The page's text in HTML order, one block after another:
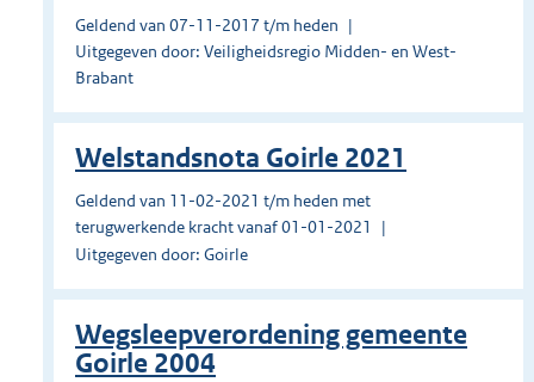
Geldend van 07-11-2017 t/m heden
Uitgegeven door: Veiligheidsregio Midden- en West-
Brabant
Welstandsnota Goirle 2021
Geldend van 11-02-2021 t/m heden met
terugwerkende kracht vanaf 01-01-2021
Uitgegeven door: Goirle
Wegsleepverordening gemeente
Goirle 2004